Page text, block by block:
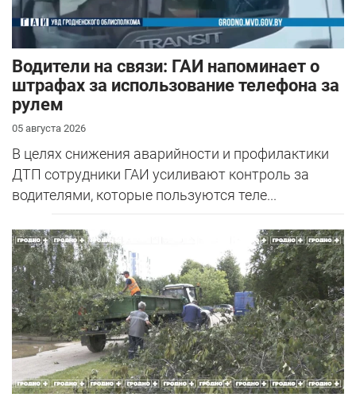
Водители на связи: ГАИ напоминает о
штрафах за использование телефона за
рулем
05 августа 2026
В целях снижения аварийности и профилактики
ДТП сотрудники ГАИ усиливают контроль за
водителями, которые пользуются теле...